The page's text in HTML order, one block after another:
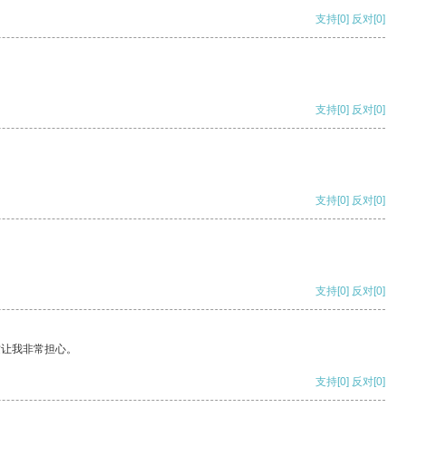
支持[0] 反对[0]
支持[0] 反对[0]
支持[0] 反对[0]
支持[0] 反对[0]
我非常担心。
支持[0] 反对[0]